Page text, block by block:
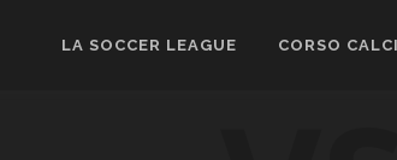
LA SOCCER LEAGUE CORSO